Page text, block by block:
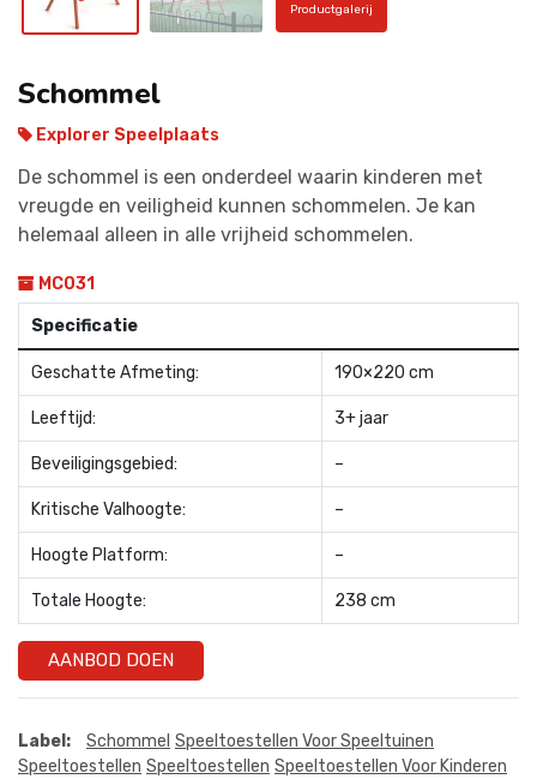
Productgalerij
Schommel
Explorer Speelplaats
De schommel is een onderdeel waarin kinderen met
vreugde en veiligheid kunnen schommelen. Je kan
helemaal alleen in alle vrijheid schommelen.
MC031
Specificatie
Geschatte Afmeting: 190×220 cm
Leeftijd: 3+ jaar
Beveiligingsgebied: –
Kritische Valhoogte: –
Hoogte Platform: –
Totale Hoogte: 238 cm
AANBOD DOEN
Label: Schommel Speeltoestellen Voor Speeltuinen
Speeltoestellen Speeltoestellen Speeltoestellen Voor Kinderen